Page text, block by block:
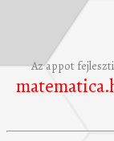
Az appot